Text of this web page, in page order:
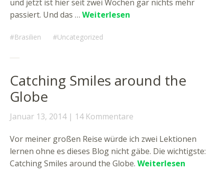
und jetzt ist hier seit zwei Wochen gar nichts mehr
passiert. Und das … Weiterlesen
Brasilien Uncategorized
Catching Smiles around the
Globe
Januar 13, 2014 14 Kommentare
Vor meiner großen Reise würde ich zwei Lektionen
lernen ohne es dieses Blog nicht gäbe. Die wichtigste:
Catching Smiles around the Globe. Weiterlesen